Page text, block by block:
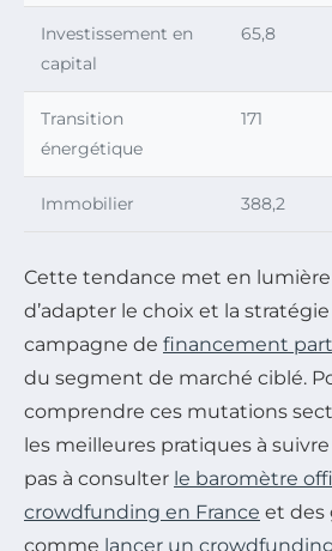
Investissement en
capital
65,8
Transition
énergétique
171
Immobilier 388,2
Cette tendance met en lumière
d’adapter le choix et la
campagne de financement
du segment de marché ciblé.
comprendre ces mutations
les meilleures pratiques à suivre
pas à consulter le baromètre
crowdfunding en France et des
comme lancer un